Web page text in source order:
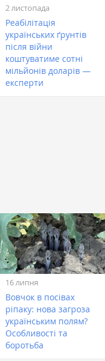
2 листопада
Реабілітація
українських ґрунтів
після війни
коштуватиме сотні
мільйонів доларів —
експерти
16 липня
Вовчок в посівах
ріпаку: нова загроза
українським полям?
Особливості та
боротьба